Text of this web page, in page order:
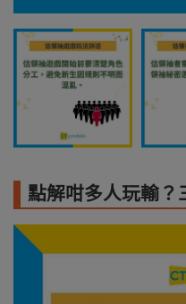
點解咁多人玩輸？